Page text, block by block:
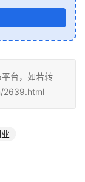
台，如若转
2639.html